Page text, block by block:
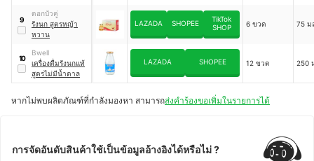
9
ดอกบัวคู่
รังนก สูตรหญ้า
หวาน
LAZADA SHOPEE
TikTok
SHOP
6 ขวด 75 ม
10
Bwell
เครื่องดื่มรังนกแท้
สูตรไม่มีน้ำตาล
LAZADA SHOPEE 12 ขวด 250
หากไม่พบผลิตภัณฑ์ที่กำลังมองหา สามารถส่งคำร้องขอเพิ่มในรายการได้
การจัดอันดับสินค้าใช้เป็นข้อมูลอ้างอิงได้หรือไม่ ?